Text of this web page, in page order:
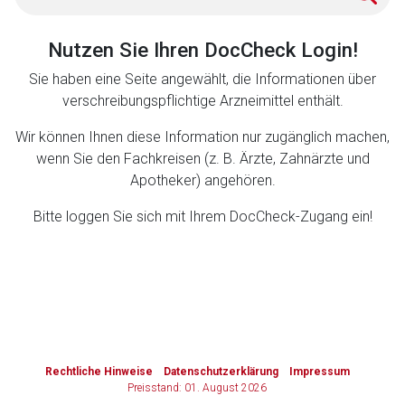
Nutzen Sie Ihren DocCheck Login!
Sie haben eine Seite angewählt, die Informationen über
verschreibungspflichtige Arzneimittel enthält.
Wir können Ihnen diese Information nur zugänglich machen,
wenn Sie den Fachkreisen (z. B. Ärzte, Zahnärzte und
Apotheker) angehören.
Bitte loggen Sie sich mit Ihrem DocCheck-Zugang ein!
Rechtliche Hinweise Datenschutzerklärung
Impressum
Preisstand: 01. August 2026
Zurück zur rote-liste.de Zur Seite